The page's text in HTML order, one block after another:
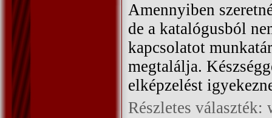
Amennyiben
de a katalógusból
kapcsolatot
megtalálja.
elképzelést
Részletes